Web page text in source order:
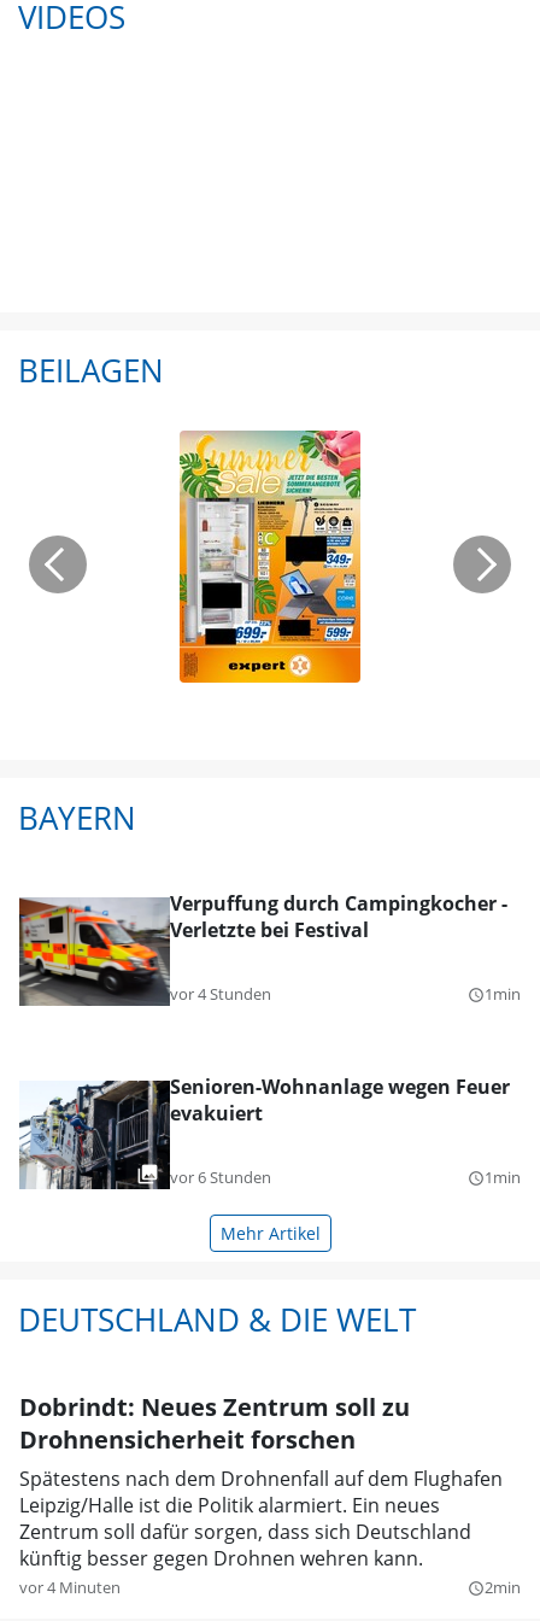
VIDEOS
BEILAGEN
BAYERN
Verpuffung durch Campingkocher -
Verletzte bei Festival
vor 4 Stunden query_builder1min
Senioren-Wohnanlage wegen Feuer
evakuiert
vor 6 Stunden query_builder1min
Mehr Artikel
DEUTSCHLAND & DIE WELT
Dobrindt: Neues Zentrum soll zu
Drohnensicherheit forschen
Spätestens nach dem Drohnenfall auf dem Flughafen
Leipzig/Halle ist die Politik alarmiert. Ein neues
Zentrum soll dafür sorgen, dass sich Deutschland
künftig besser gegen Drohnen wehren kann.
vor 4 Minuten query_builder2min